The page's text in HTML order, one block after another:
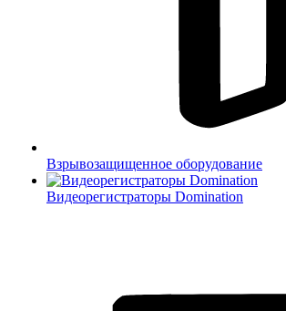
Взрывозащищенное оборудование
Видеорегистраторы Domination